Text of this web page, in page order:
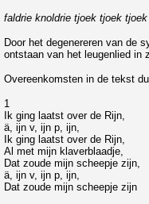
faldrie knoldrie tjoek tjoek tjoek
Door het degenereren van de
ontstaan van het leugenlied in
Overeenkomsten in de tekst
1
Ik ging laatst over de Rijn,
ä, ijn v, ijn p, ijn,
Ik ging laatst over de Rijn,
Al met mijn klaverblaadje,
Dat zoude mijn scheepje zijn,
ä, ijn v, ijn p, ijn,
Dat zoude mijn scheepje zijn